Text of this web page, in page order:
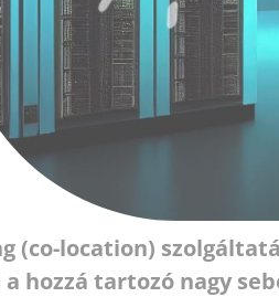
(co-location)
a hozzá tartozó nagy